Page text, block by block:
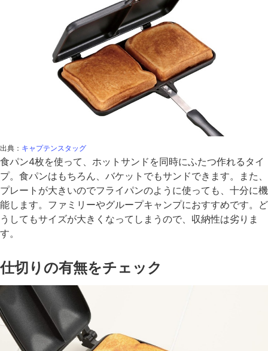
出典： キャプテンスタッグ
食パン4枚を使って、ホットサンドを同時にふたつ作れるタイ
プ。食パンはもちろん、バケットでもサンドできます。また、
プレートが大きいのでフライパンのように使っても、十分に機
能します。ファミリーやグループキャンプにおすすめです。ど
うしてもサイズが大きくなってしまうので、収納性は劣りま
す。
仕切りの有無をチェック